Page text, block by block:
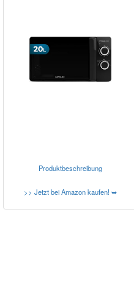
Produktbeschreibung
>> Jetzt bei Amazon kaufen! ➥